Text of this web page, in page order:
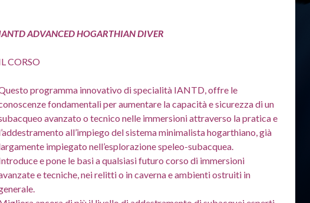
ADVANCED HOGARTHIAN DIVER
CORSO
programma innovativo di specialità IANTD, offre le
fondamentali per aumentare la capacità e sicurezza di un
avanzato o tecnico nelle immersioni attraverso la pratica e
all’impiego del sistema minimalista hogarthiano, già
impiegato nell’esplorazione speleo-subacquea.
e pone le basi a qualsiasi futuro corso di immersioni
e tecniche, nei relitti o in caverna e ambienti ostruiti in